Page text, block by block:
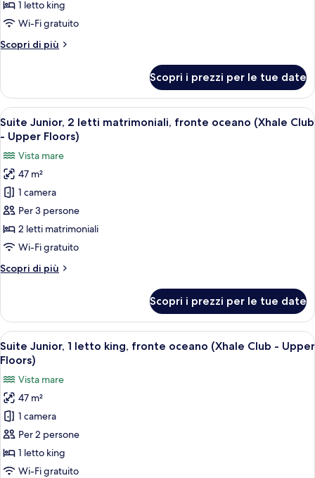
1
king,
(Xhale
Club)
1 letto king
Wi-Fi gratuito
Scopri di più
Altri
Junior,
letto
king,
fronte
oceano
(Xhale
Club)
Scopri i prezzi per le tue date
Apri
tutte
foto
per
Suite
Junior,
2
letti
fronte
Club
-
Upper
Floors)
Una camera d'albergo con due letti,
7
Suite Junior, 2 letti matrimoniali, fronte oceano (Xhale Club
- Upper Floors)
Vista mare
47 m²
1 camera
Per 3 persone
2 letti matrimoniali
Wi-Fi gratuito
Scopri di più
Altri
Junior,
letti
matrimoniali,
oceano
(Xhale
Club
Upper
Scopri i prezzi per le tue date
Apri
tutte
foto
per
Suite
Junior,
1
letto
Camera d'albergo moderna con un
8
Suite Junior, 1 letto king, fronte oceano (Xhale Club - Upper
Floors)
Vista mare
47 m²
1 camera
Per 2 persone
1 letto king
Wi-Fi gratuito